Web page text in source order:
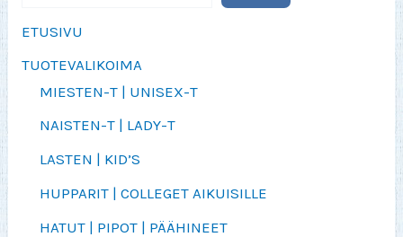
ETUSIVU
TUOTEVALIKOIMA
MIESTEN-T | UNISEX-T
NAISTEN-T | LADY-T
LASTEN | KID’S
HUPPARIT | COLLEGET AIKUISILLE
HATUT | PIPOT | PÄÄHINEET